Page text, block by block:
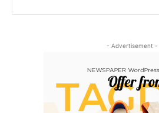
- Advertisement -